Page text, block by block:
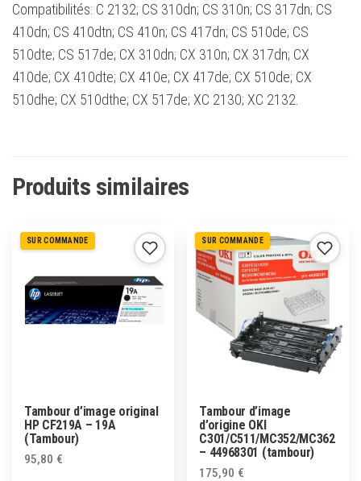
Compatibilités: C 2132; CS 310dn; CS 310n; CS 317dn; CS
410dn; CS 410dtn; CS 410n; CS 417dn; CS 510de; CS
510dte; CS 517de; CX 310dn; CX 310n; CX 317dn; CX
410de; CX 410dte; CX 410e; CX 417de; CX 510de; CX
510dhe; CX 510dthe; CX 517de; XC 2130; XC 2132.
Produits similaires
SUR COMMANDE
Tambour d’image original
HP CF219A – 19A
(Tambour)
95,80 €
SUR COMMANDE
Tambour d’image
d’origine OKI
C301/C511/MC352/MC362
– 44968301 (tambour)
175,90 €